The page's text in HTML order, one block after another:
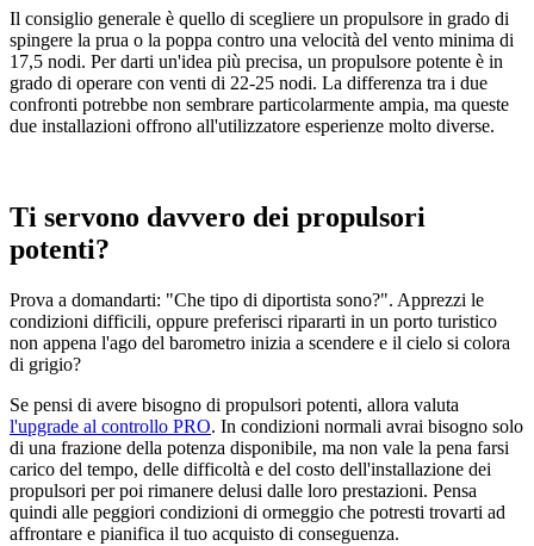
Il consiglio generale è quello di scegliere un propulsore in grado di
spingere la prua o la poppa contro una velocità del vento minima di
17,5 nodi. Per darti un'idea più precisa, un propulsore potente è in
grado di operare con venti di 22-25 nodi. La differenza tra i due
confronti potrebbe non sembrare particolarmente ampia, ma queste
due installazioni offrono all'utilizzatore esperienze molto diverse.
Ti servono davvero dei propulsori
potenti?
Prova a domandarti: "Che tipo di diportista sono?". Apprezzi le
condizioni difficili, oppure preferisci ripararti in un porto turistico
non appena l'ago del barometro inizia a scendere e il cielo si colora
di grigio?
Se pensi di avere bisogno di propulsori potenti, allora valuta
l'upgrade al controllo PRO. In condizioni normali avrai bisogno solo
di una frazione della potenza disponibile, ma non vale la pena farsi
carico del tempo, delle difficoltà e del costo dell'installazione dei
propulsori per poi rimanere delusi dalle loro prestazioni. Pensa
quindi alle peggiori condizioni di ormeggio che potresti trovarti ad
affrontare e pianifica il tuo acquisto di conseguenza.